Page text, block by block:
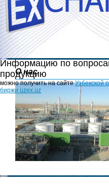
Информацию по
продукцию
можно получить на сайтеУзбекской
биржи uzex.uz
О нас